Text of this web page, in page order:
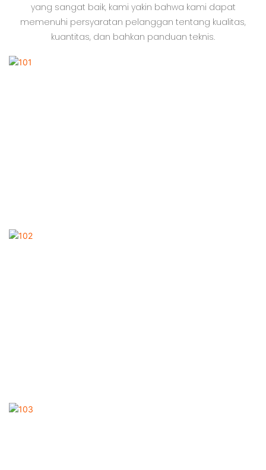
yang sangat baik, kami yakin bahwa kami dapat
memenuhi persyaratan pelanggan tentang kualitas,
kuantitas, dan bahkan panduan teknis.